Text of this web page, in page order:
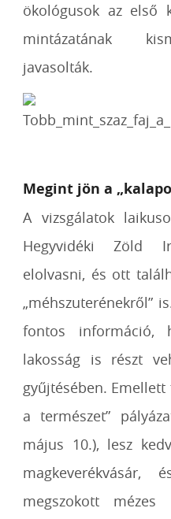
ökológusok az első
mintázatának
javasolták.
Megint jön a
A vizsgálatok
Hegyvidéki Zöld
elolvasni, és ott
„méhszuterénekről”
fontos információ,
lakosság is részt
gyűjtésében.
a természet”
május 10.), lesz
megszokott